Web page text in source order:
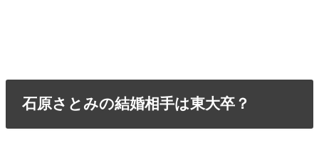
石原さとみの結婚相手は東大卒？